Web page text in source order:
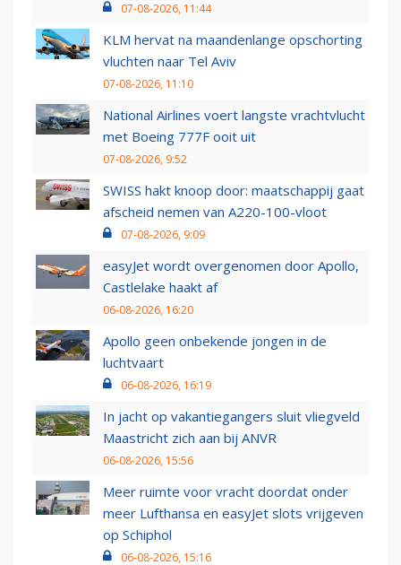
07-08-2026, 11:44
KLM hervat na maandenlange opschorting
vluchten naar Tel Aviv
07-08-2026, 11:10
National Airlines voert langste vrachtvlucht
met Boeing 777F ooit uit
07-08-2026, 9:52
SWISS hakt knoop door: maatschappij gaat
afscheid nemen van A220-100-vloot
07-08-2026, 9:09
easyJet wordt overgenomen door Apollo,
Castlelake haakt af
06-08-2026, 16:20
Apollo geen onbekende jongen in de
luchtvaart
06-08-2026, 16:19
In jacht op vakantiegangers sluit vliegveld
Maastricht zich aan bij ANVR
06-08-2026, 15:56
Meer ruimte voor vracht doordat onder
meer Lufthansa en easyJet slots vrijgeven
op Schiphol
06-08-2026, 15:16